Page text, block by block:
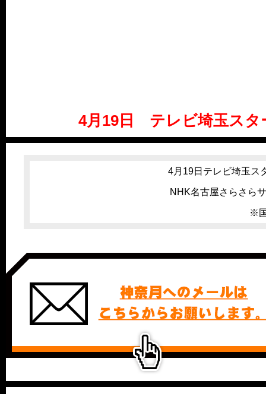
4月19日 テレビ埼玉ス
4月19日テレビ埼玉
NHK名古屋さらさら
※